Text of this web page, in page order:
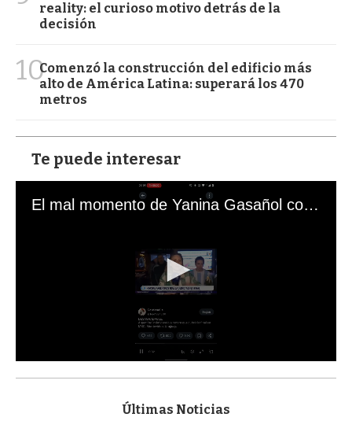
reality: el curioso motivo detrás de la
decisión
10Comenzó la construcción del edificio más
alto de América Latina: superará los 470
metros
Te puede interesar
El mal momento de Yanina Gasañol con un hincha argentino en "Subrayado"
s
Últimas Noticias